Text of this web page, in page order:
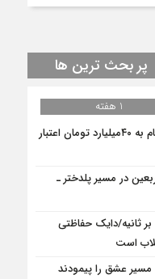
پر بحث ترین ها
1 هفته
برای احداث کانال سنگی شهر سراب حمام به ۴۰میلیارد تومان اعتبار
در مسیر پلدختر ـ
به ۴۵۰ مترمکعب بر ثانیه/دایک حفاظتی
است
مسیر عشق را پیمودند